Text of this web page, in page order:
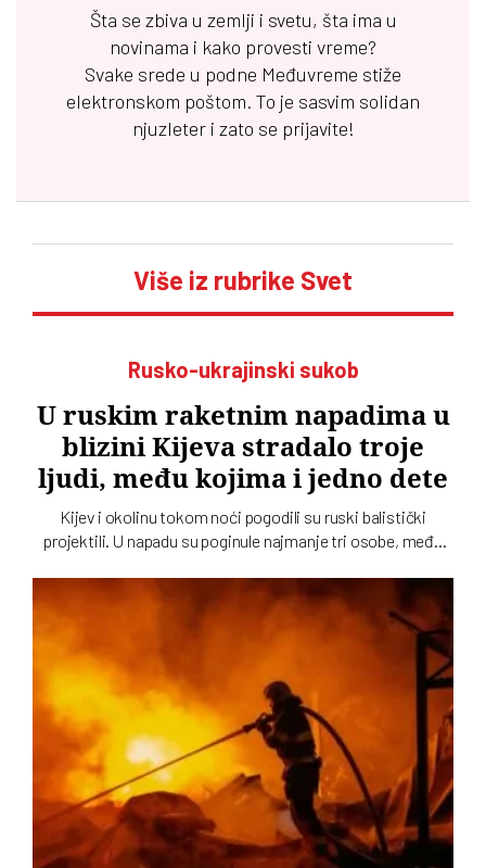
Šta se zbiva u zemlji i svetu, šta ima u
novinama i kako provesti vreme?
Svake srede u podne Međuvreme stiže
elektronskom poštom. To je sasvim solidan
njuzleter i zato se prijavite!
Više iz rubrike Svet
Rusko-ukrajinski sukob
U ruskim raketnim napadima u
blizini Kijeva stradalo troje
ljudi, među kojima i jedno dete
Kijev i okolinu tokom noći pogodili su ruski balistički
projektili. U napadu su poginule najmanje tri osobe, među